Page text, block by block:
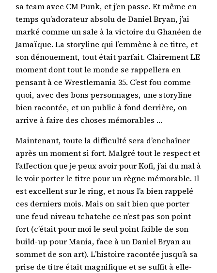
sa team avec CM Punk, et j’en passe. Et même en
temps qu’adorateur absolu de Daniel Bryan, j’ai
marké comme un sale à la victoire du Ghanéen de
Jamaïque. La storyline qui l’emmène à ce titre, et
son dénouement, tout était parfait. Clairement LE
moment dont tout le monde se rappellera en
pensant à ce Wrestlemania 35. C’est fou comme
quoi, avec des bons personnages, une storyline
bien racontée, et un public à fond derrière, on
arrive à faire des choses mémorables …
Maintenant, toute la difficulté sera d’enchaîner
après un moment si fort. Malgré tout le respect et
l’affection que je peux avoir pour Kofi, j’ai du mal à
le voir porter le titre pour un règne mémorable. Il
est excellent sur le ring, et nous l’a bien rappelé
ces derniers mois. Mais on sait bien que porter
une feud niveau tchatche ce n’est pas son point
fort (c’était pour moi le seul point faible de son
build-up pour Mania, face à un Daniel Bryan au
sommet de son art). L’histoire racontée jusqu’à sa
prise de titre était magnifique et se suffit à elle-